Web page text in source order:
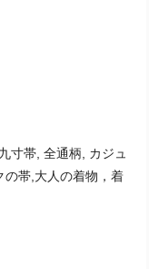
寸帯, 全通柄, カジュ
の帯,大人の着物，着